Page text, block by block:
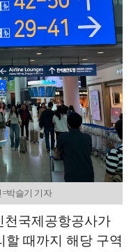
박슬기 기자
천국제공항공사가
때까지 해당 구역